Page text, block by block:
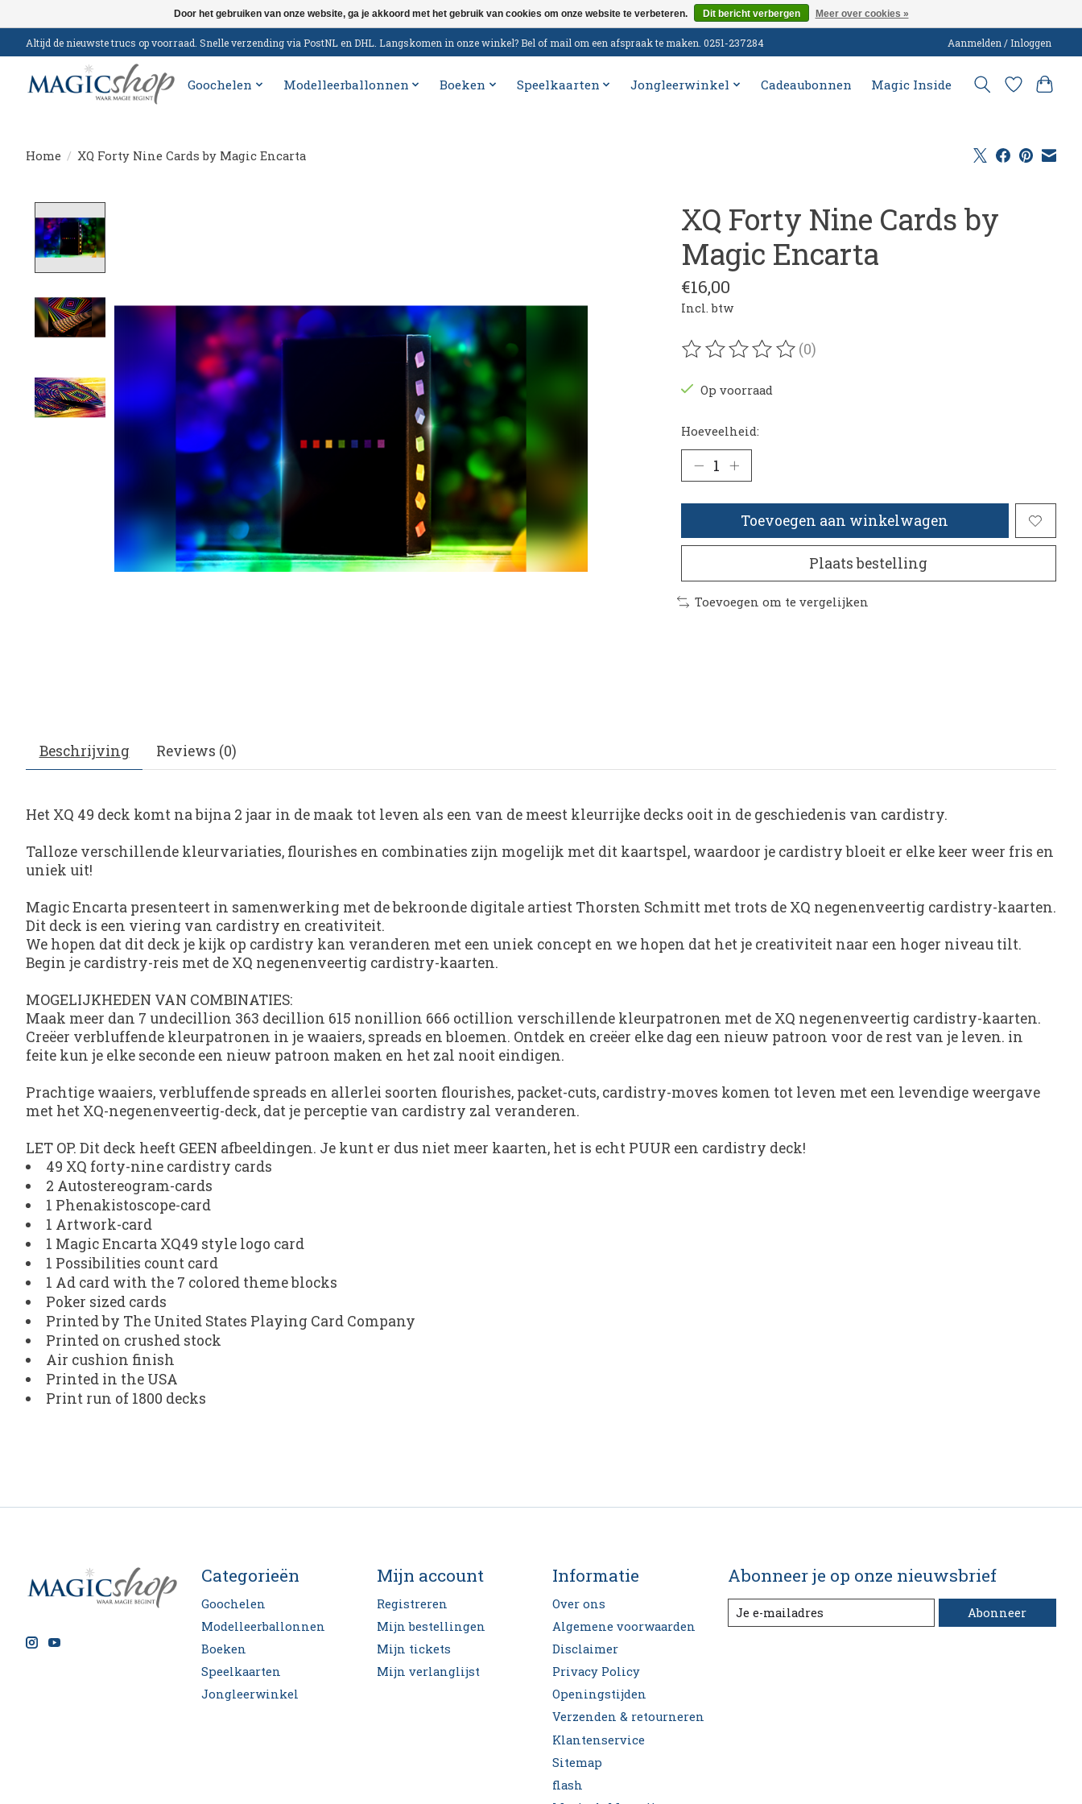
Altijd de nieuwste trucs op voorraad. Snelle verzending via PostNL en DHL. Langskomen in onze winkel? Bel of mail om een afspraak te maken. 0251-237284 Aanmelden / Inloggen
Goochelen Modelleerballonnen Boeken Speelkaarten Jongleerwinkel Cadeaubonnen Magic Inside
Home / XQ Forty Nine Cards by Magic Encarta
XQ Forty Nine Cards by
Magic Encarta
€16,00
Incl. btw
De beoordeling van dit product is
(0)
Op voorraad
Hoeveelheid:
Toevoegen aan winkelwagen
Plaats bestelling
Toevoegen om te vergelijken
Beschrijving Reviews (0)
Het XQ 49 deck komt na bijna 2 jaar in de maak tot leven als een van de meest kleurrijke decks ooit in de geschiedenis van cardistry.
Talloze verschillende kleurvariaties, flourishes en combinaties zijn mogelijk met dit kaartspel, waardoor je cardistry bloeit er elke keer weer fris en
uniek uit!
Magic Encarta presenteert in samenwerking met de bekroonde digitale artiest Thorsten Schmitt met trots de XQ negenenveertig cardistry-kaarten.
Dit deck is een viering van cardistry en creativiteit.
We hopen dat dit deck je kijk op cardistry kan veranderen met een uniek concept en we hopen dat het je creativiteit naar een hoger niveau tilt.
Begin je cardistry-reis met de XQ negenenveertig cardistry-kaarten.
MOGELIJKHEDEN VAN COMBINATIES:
Maak meer dan 7 undecillion 363 decillion 615 nonillion 666 octillion verschillende kleurpatronen met de XQ negenenveertig cardistry-kaarten.
Creëer verbluffende kleurpatronen in je waaiers, spreads en bloemen. Ontdek en creëer elke dag een nieuw patroon voor de rest van je leven. in
feite kun je elke seconde een nieuw patroon maken en het zal nooit eindigen.
Prachtige waaiers, verbluffende spreads en allerlei soorten flourishes, packet-cuts, cardistry-moves komen tot leven met een levendige weergave
met het XQ-negenenveertig-deck, dat je perceptie van cardistry zal veranderen.
LET OP. Dit deck heeft GEEN afbeeldingen. Je kunt er dus niet meer kaarten, het is echt PUUR een cardistry deck!
49 XQ forty-nine cardistry cards
2 Autostereogram-cards
1 Phenakistoscope-card
1 Artwork-card
1 Magic Encarta XQ49 style logo card
1 Possibilities count card
1 Ad card with the 7 colored theme blocks
Poker sized cards
Printed by The United States Playing Card Company
Printed on crushed stock
Air cushion finish
Printed in the USA
Print run of 1800 decks
Categorieën
Goochelen
Modelleerballonnen
Boeken
Speelkaarten
Jongleerwinkel
Mijn account
Registreren
Mijn bestellingen
Mijn tickets
Mijn verlanglijst
Informatie
Over ons
Algemene voorwaarden
Disclaimer
Privacy Policy
Openingstijden
Verzenden & retourneren
Klantenservice
Sitemap
flash
Abonneer je op onze nieuwsbrief
Abonneer
Door het gebruiken van onze website, ga je akkoord met het gebruik van cookies om onze website te verbeteren. Dit bericht verbergen Meer over cookies »